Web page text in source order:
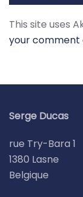
This site uses
your comment
Serge Ducas
rue Try-Bara 1
1380 Lasne
Belgique